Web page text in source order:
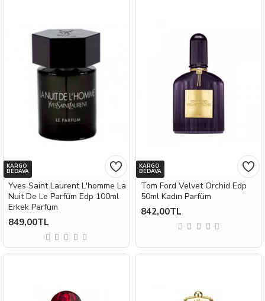
KARGO
BEDAVA
Yves Saint Laurent L'homme La
Nuit De Le Parfüm Edp 100ml
Erkek Parfüm
849,00TL
KARGO
BEDAVA
Tom Ford Velvet Orchid Edp
50ml Kadın Parfüm
842,00TL